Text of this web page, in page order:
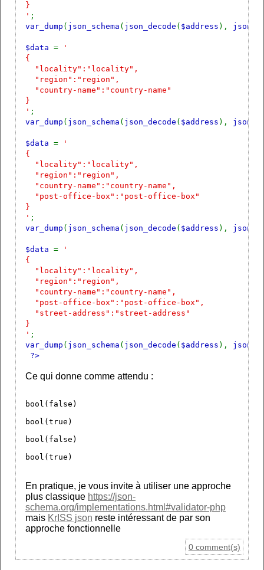
}
' ;
var_dump ( json_schema ( json_decode ( $address ),
$data =
'
{
"locality":"locality",
"region":"region",
"country-name":"country-name"
}
' ;
var_dump ( json_schema ( json_decode ( $address ),
$data =
'
{
"locality":"locality",
"region":"region",
"country-name":"country-name",
"post-office-box":"post-office-box"
}
' ;
var_dump ( json_schema ( json_decode ( $address ),
$data =
'
{
"locality":"locality",
"region":"region",
"country-name":"country-name",
"post-office-box":"post-office-box",
"street-address":"street-address"
}
' ;
var_dump ( json_schema ( json_decode ( $address ),
?>
Ce qui donne comme attendu :
bool(false)
bool(true)
bool(false)
bool(true)
En pratique, je vous invite à utiliser une approche
plus classique https://json-
schema.org/implementations.html#validator-php
mais KrISS json reste intéressant de par son
approche fonctionnelle
0 comment(s)